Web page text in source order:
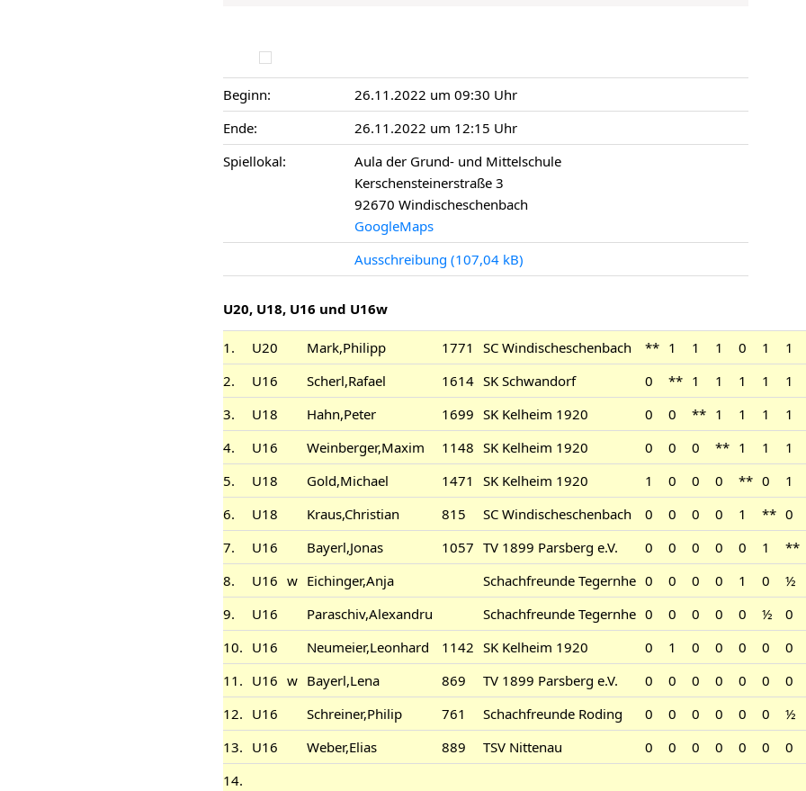
Beginn:
26.11.2022 um 09:30 Uhr
Ende:
26.11.2022 um 12:15 Uhr
Spiellokal:
Aula der Grund- und Mittelschule
Kerschensteinerstraße 3
92670 Windischeschenbach
GoogleMaps
Ausschreibung
U20, U18, U16 und U16w
1. U20 Mark,Philipp 1771 SC Windischeschenbach ** 1 1 1 0 1 1
2.
U16 Scherl,Rafael 1614 SK Schwandorf 0 ** 1 1 1 1 1
3.
U18 Hahn,Peter 1699 SK Kelheim 1920 0 0 ** 1 1 1 1
4.
U16 Weinberger,Maxim 1148 SK Kelheim 1920 0 0 0 ** 1 1 1
5.
U18 Gold,Michael 1471 SK Kelheim 1920 1 0 0 0 ** 0 1
6.
U18 Kraus,Christian 815 SC Windischeschenbach 0 0 0 0 1 ** 0
7.
U16 Bayerl,Jonas 1057 TV 1899 Parsberg e.V. 0 0 0 0 0 1 **
8.
U16 w Eichinger,Anja Schachfreunde Tegernhe 0 0 0 0 1 0 ½
9.
U16 Paraschiv,Alexandru Schachfreunde Tegernhe 0 0 0 0 0 ½ 0
10. U16 Neumeier,Leonhard 1142 SK Kelheim 1920 0 1 0 0 0 0 0
11. U16 w Bayerl,Lena 869 TV 1899 Parsberg e.V. 0 0 0 0 0 0 0
12. U16 Schreiner,Philip 761 Schachfreunde Roding 0 0 0 0 0 0 ½
13. U16 Weber,Elias 889 TSV Nittenau 0 0 0 0 0 0 0
14.